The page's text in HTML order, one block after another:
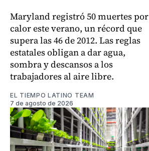
Maryland registró 50 muertes por
calor este verano, un récord que
supera las 46 de 2012. Las reglas
estatales obligan a dar agua,
sombra y descansos a los
trabajadores al aire libre.
EL TIEMPO LATINO TEAM
7 de agosto de 2026